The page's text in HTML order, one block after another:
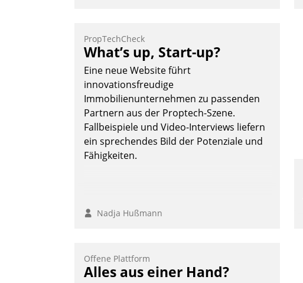
Teilnehmer kurzweilige Einblicke in
innovative Cloud-Strategien und -
Lösungen mit hohem Zukunftspotenzial.
Andreas Lerchner
PropTechCheck
What’s up, Start-up?
Eine neue Website führt
innovationsfreudige
Immobilienunternehmen zu passenden
Partnern aus der Proptech-Szene.
Fallbeispiele und Video-Interviews liefern
ein sprechendes Bild der Potenziale und
Fähigkeiten.
Nadja Hußmann
Offene Plattform
Alles aus einer Hand?